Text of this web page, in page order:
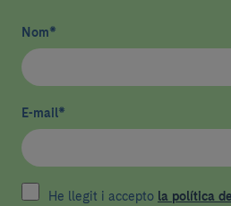
Nom*
E-mail*
He llegit i accepto la política